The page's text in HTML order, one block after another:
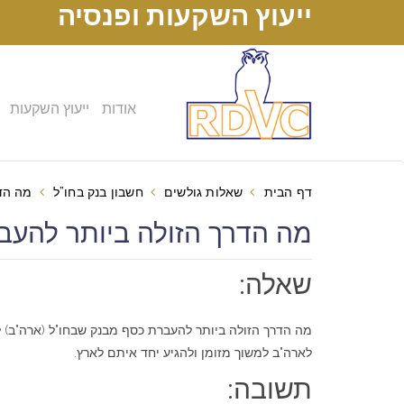
ייעוץ השקעות ופנסיה
אודות ייעוץ השקעות
דף הבית שאלות גולשים חשבון בנק בחו”ל מה
מה הדרך הזולה ביותר
שאלה:
מה הדרך הזולה ביותר להעברת כסף מבנק שבחו"ל (ארה"ב)
לארה"ב למשוך מזומן ולהגיע יחד איתם לארץ.
תשובה: